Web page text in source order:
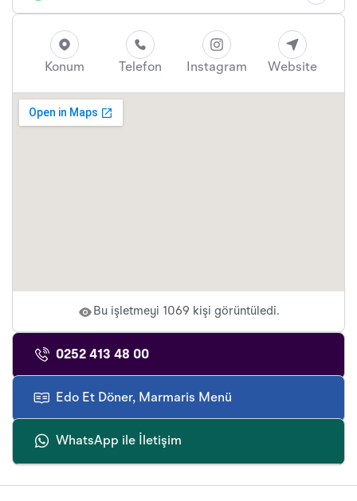
Konum Telefon Instagram Website
Bu işletmeyi 1069 kişi görüntüledi.
0252 413 48 00
Edo Et Döner, Marmaris Menü
WhatsApp ile İletişim